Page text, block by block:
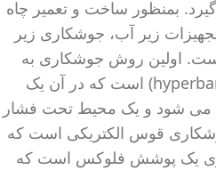
بمنظور ساخت و تعمیر چاه
زیر آب، جوشکاری زیر
اولین روش جوشکاری به
روش هایپربار ( hyperbaric welding) است که در آن یک
می شود و یک محیط تحت فشار
قوس الکتریکی است که
یک پوشش فلوکس است که